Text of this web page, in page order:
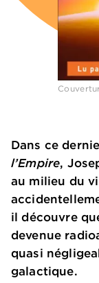
Dans ce
l’Empire,
au milieu du
il découvre
devenue
quasi
galactique.